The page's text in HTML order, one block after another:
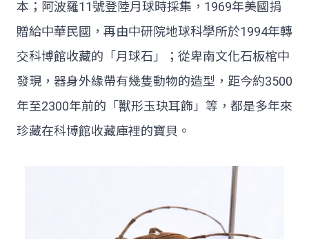
本；阿波羅11號登陸月球時採集，1969年美國捐
贈給中華民國，再由中研院地球科學所於1994年轉
交科博館收藏的「月球石」；從卑南文化石板棺中
發現，器身外緣帶有幾隻動物的造型，距今約3500
年至2300年前的「獸形玉玦耳飾」等，都是多年來
珍藏在科博館收藏庫裡的寶貝。